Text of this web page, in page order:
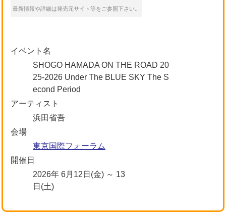
最新情報や詳細は発売元サイト等をご参照下さい。
イベント名
SHOGO HAMADA ON THE ROAD 20
25-2026 Under The BLUE SKY The S
econd Period
アーティスト
浜田省吾
会場
東京国際フォーラム
開催日
2026年 6月12日(金) ～ 13
日(土)